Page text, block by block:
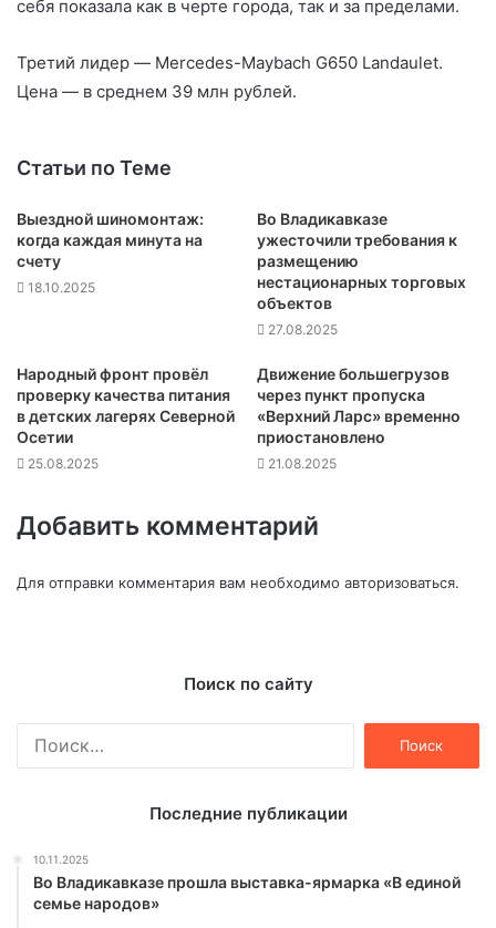
себя показала как в черте города, так и за пределами.
Третий лидер — Mercedes-Maybach G650 Landaulet.
Цена — в среднем 39 млн рублей.
Статьи по Теме
Выездной шиномонтаж:
когда каждая минута на
счету
18.10.2025
Во Владикавказе
ужесточили требования к
размещению
нестационарных торговых
объектов
27.08.2025
Народный фронт провёл
проверку качества питания
в детских лагерях Северной
Осетии
25.08.2025
Движение большегрузов
через пункт пропуска
«Верхний Ларс» временно
приостановлено
21.08.2025
Добавить комментарий
Для отправки комментария вам необходимо авторизоваться.
Поиск по сайту
Последние публикации
10.11.2025
Во Владикавказе прошла выставка-ярмарка «В единой
семье народов»